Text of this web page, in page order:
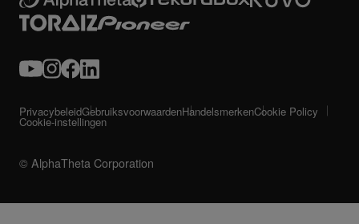
© AlphaTheta Corporation
PrivacybeleidGebruiksvoorwaardenHandelsmerkenCookie Policy
Cookie-instellingen